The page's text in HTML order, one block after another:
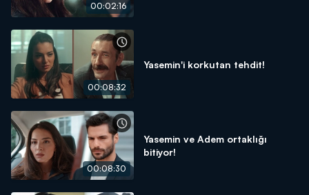
00:02:16
00:08:32
Yasemin'i korkutan tehdit!
00:08:30
Yasemin ve Adem ortaklığı
bitiyor!